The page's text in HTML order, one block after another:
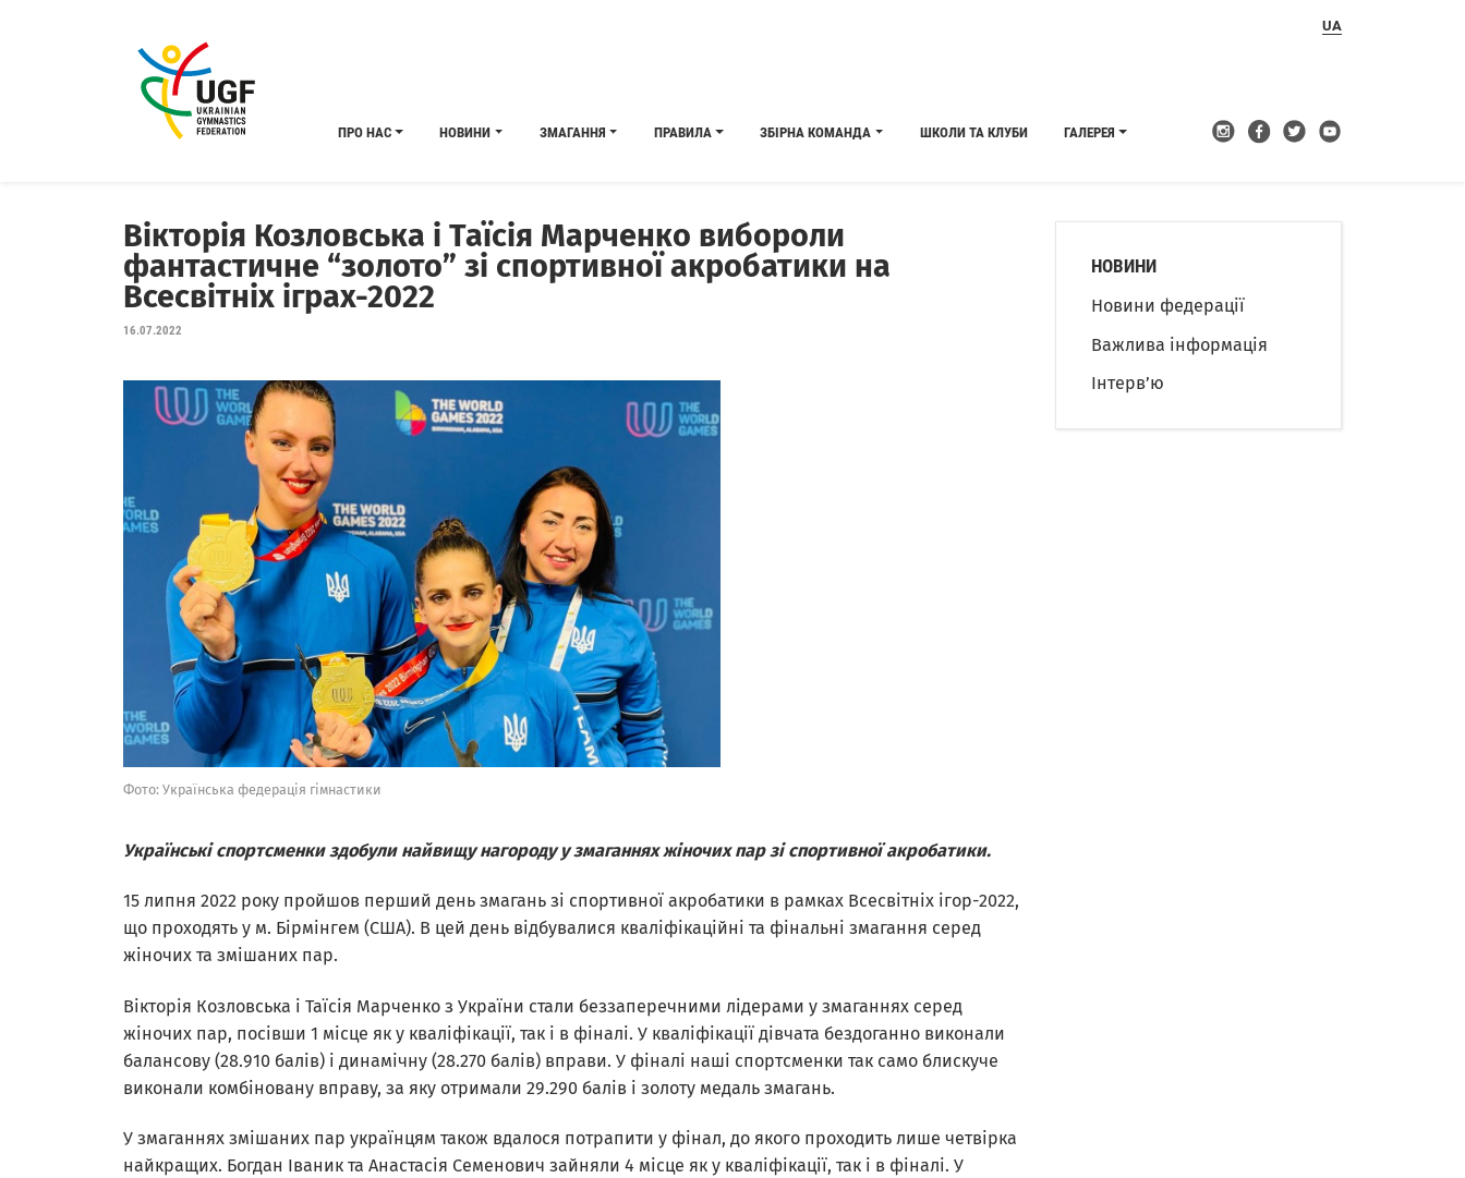
ПРО НАС НОВИНИ ЗМАГАННЯ ПРАВИЛА ЗБІРНА КОМАНДА ШКОЛИ ТА КЛУБИ ГАЛЕРЕЯ
UA
Вікторія Козловська і Таїсія Марченко вибороли
фантастичне “золото” зі спортивної акробатики на
Всесвітніх іграх-2022
16.07.2022
Фото: Українська федерація гімнастики
Українські спортсменки здобули найвищу нагороду у змаганнях жіночих пар зі спортивної акробатики.
15 липня 2022 року пройшов перший день змагань зі спортивної акробатики в рамках Всесвітніх ігор-2022,
що проходять у м. Бірмінгем (США). В цей день відбувалися кваліфікаційні та фінальні змагання серед
жіночих та змішаних пар.
Вікторія Козловська і Таїсія Марченко з України стали беззаперечними лідерами у змаганнях серед
жіночих пар, посівши 1 місце як у кваліфікації, так і в фіналі. У кваліфікації дівчата бездоганно виконали
балансову (28.910 балів) і динамічну (28.270 балів) вправи. У фіналі наші спортсменки так само блискуче
виконали комбіновану вправу, за яку отримали 29.290 балів і золоту медаль змагань.
У змаганнях змішаних пар українцям також вдалося потрапити у фінал, до якого проходить лише четвірка
найкращих. Богдан Іваник та Анастасія Семенович зайняли 4 місце як у кваліфікації, так і в фіналі. У
НОВИНИ
Новини федерації
Важлива інформація
Інтерв’ю